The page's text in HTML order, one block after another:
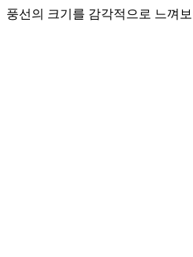
풍선의 크기를 감각적으로 느껴